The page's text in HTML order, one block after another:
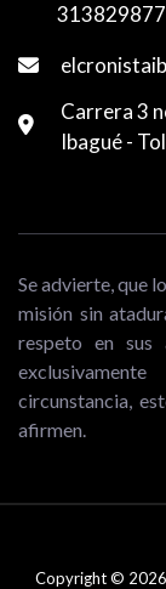
Carrera 3
Ibagué -
Se advierte, que
misión sin
respeto en sus
circunstancia,
afirmen.
Copyright © 2026